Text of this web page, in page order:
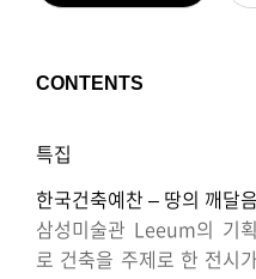
CONTENTS
특집
한국건축예찬 – 땅의 깨달음
삼성미술관 Leeum의 기
로 건축을 주제로 한 전시